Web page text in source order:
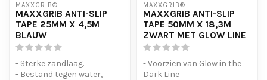
MAXXGRIB®
MAXXGRIB ANTI-SLIP
TAPE 25MM X 4,5M
BLAUW
- Sterke zandlaag.
- Bestand tegen water,
MAXXGRIB®
MAXXGRIB ANTI-SLIP
TAPE 50MM X 18,3M
ZWART MET GLOW LINE
- Voorzien van Glow in the
Dark Line